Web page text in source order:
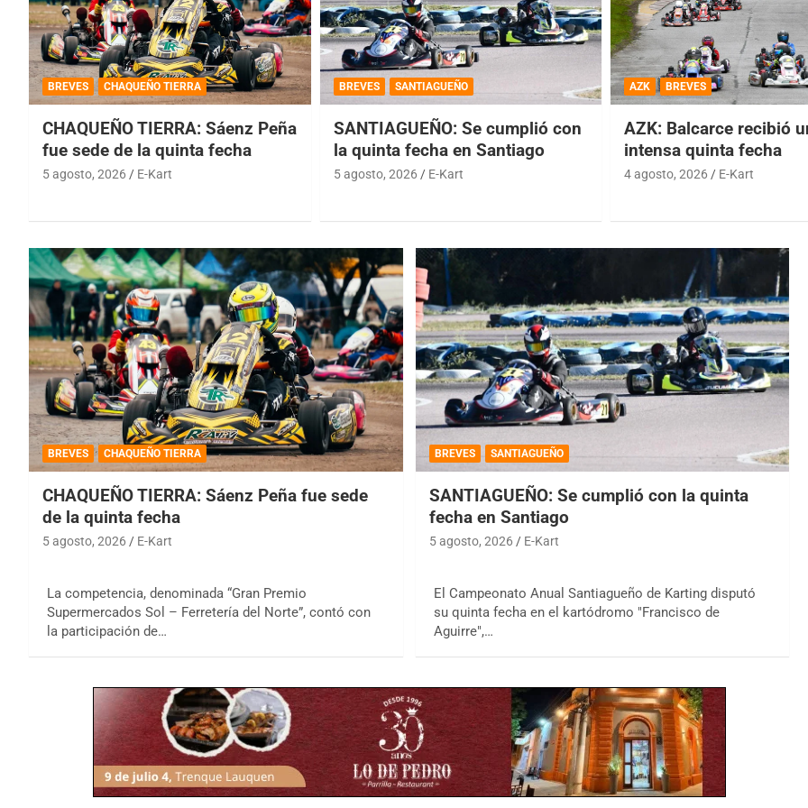
BREVES CHAQUEÑO TIERRA
CHAQUEÑO TIERRA: Sáenz Peña
fue sede de la quinta fecha
5 agosto, 2026 E-Kart
BREVES SANTIAGUEÑO
SANTIAGUEÑO: Se cumplió con
la quinta fecha en Santiago
5 agosto, 2026 E-Kart
AZK BREVES
AZK: Balcarce recibió
intensa quinta fecha
4 agosto, 2026 E-Kart
BREVES CHAQUEÑO TIERRA
CHAQUEÑO TIERRA: Sáenz Peña fue sede
de la quinta fecha
5 agosto, 2026 E-Kart
La competencia, denominada “Gran Premio
Supermercados Sol – Ferretería del Norte”, contó con
la participación de…
BREVES SANTIAGUEÑO
SANTIAGUEÑO: Se cumplió con la quinta
fecha en Santiago
5 agosto, 2026 E-Kart
El Campeonato Anual Santiagueño de Karting disputó
su quinta fecha en el kartódromo "Francisco de
Aguirre",…